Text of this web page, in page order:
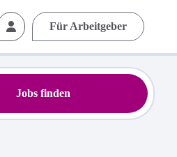
Für Arbeitgeber
Jobs finden